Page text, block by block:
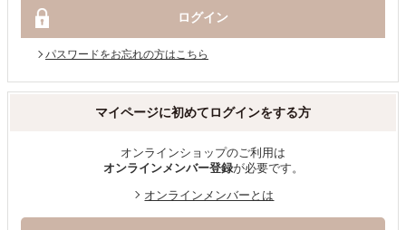
パスワードをお忘れの方はこちら
マイページに初めてログインをする方
オンラインショップのご利用は
オンラインメンバー登録が必要です。
オンラインメンバーとは